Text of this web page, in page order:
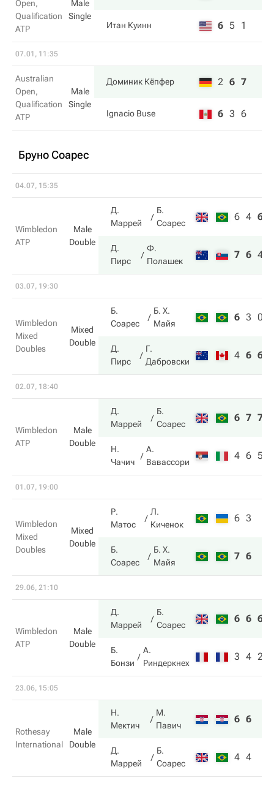
Open,
Qualification
ATP
Male
Single
Итан Куинн
6 5 1
07.01, 11:35
Australian
Open,
Qualification
ATP
Male
Single
Доминик Кёпфер 2 6 7
Ignacio Buse 6 3 6
Бруно Соарес
04.07, 15:35
Wimbledon
ATP
Male
Double
Д.
Маррей
Б.
Соарес
6 4 6
Д.
Пирс
Ф.
Полашек
7 6 4
03.07, 19:30
Wimbledon
Mixed
Doubles
Mixed
Double
Б.
Соарес
Б. Х.
Майя
6 3 0
Д.
Пирс
Г.
Дабровски
4 6 6
02.07, 18:40
Wimbledon
ATP
Male
Double
Д.
Маррей
Б.
Соарес
6 7 7
Н.
Чачич
А.
Вавассори
4 6 5
01.07, 19:00
Wimbledon
Mixed
Doubles
Mixed
Double
Р.
Матос
Л.
Киченок
6 3
Б.
Соарес
Б. Х.
Майя
7 6
29.06, 21:10
Wimbledon
ATP
Male
Double
Д.
Маррей
Б.
Соарес
6 6 6
Б.
Бонзи
А.
Риндеркнех
3 4 2
23.06, 15:05
Rothesay
International
Male
Double
Н.
Мектич
М.
Павич
6 6
Д.
Маррей
Б.
Соарес
4 4